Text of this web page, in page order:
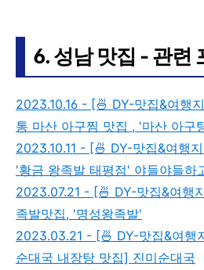
6. 성남 맛집 - 관련
2023.10.16 - [🍜 DY-맛집&여행
통 마산 아구찜 맛집 , '마산 아구
2023.10.11 - [🍜 DY-맛집&여행
'황금 왕족발 태평점' 야들야들하
2023.07.21 - [🍜 DY-맛집&여행
족발맛집, '명성왕족발'
2023.03.21 - [🍜 DY-맛집&여행
순대국 내장탕 맛집] 진미순대국